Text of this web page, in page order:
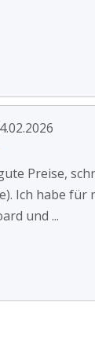
Preise,
Ich habe für
und ...